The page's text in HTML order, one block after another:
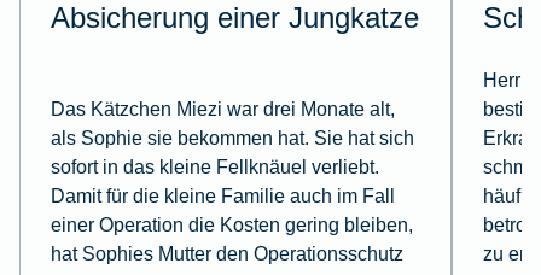
Absicherung einer Jungkatze
Das Kätzchen Miezi war drei Monate alt,
als Sophie sie bekommen hat. Sie hat sich
sofort in das kleine Fellknäuel verliebt.
Damit für die kleine Familie auch im Fall
einer Operation die Kosten gering bleiben,
hat Sophies Mutter den Operationsschutz
Herr
zu